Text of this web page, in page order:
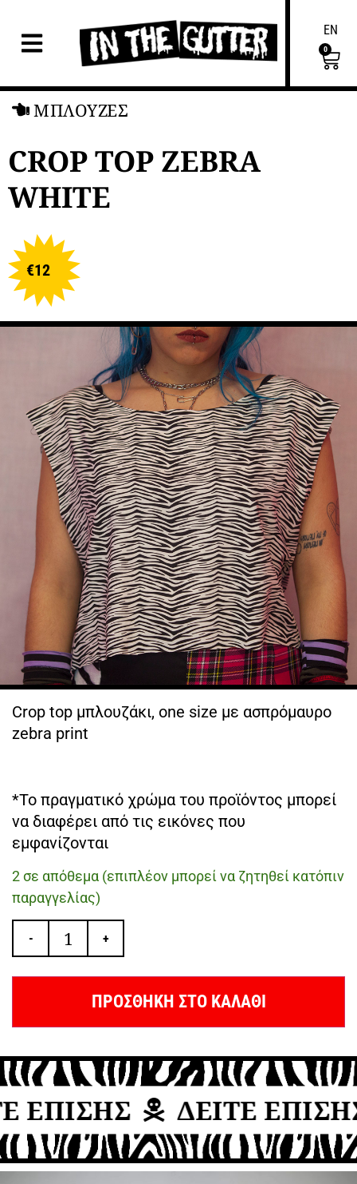
EN
0
ΜΠΛΟΥΖΕΣ
CROP TOP ZEBRA
WHITE
€12
Crop top μπλουζάκι, one size με ασπρόμαυρο
zebra print
*Το πραγματικό χρώμα του προϊόντος μπορεί
να διαφέρει από τις εικόνες που
εμφανίζονται
2 σε απόθεμα (επιπλέον μπορεί να ζητηθεί κατόπιν
παραγγελίας)
- +
ΠΡΟΣΘΗΚΗ ΣΤΟ ΚΑΛΑΘΙ
ΕΠΙΣΗΣ ΔΕΙΤΕ ΕΠΙΣΗΣ